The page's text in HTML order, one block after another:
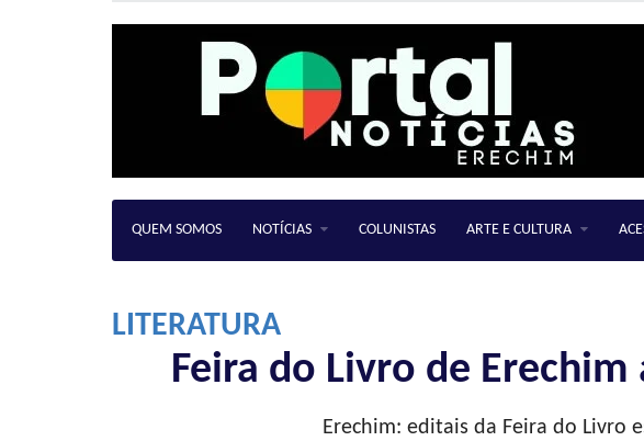
QUEM SOMOS NOTÍCIAS COLUNISTAS ARTE E CULTURA
LITERATURA
Feira do Livro de
Erechim: editais da Feira do Livro